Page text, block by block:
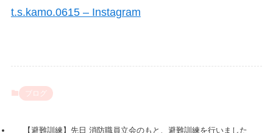
t.s.kamo.0615 – Instagram
ブログ
【避難訓練】先日 消防職員立会のもと、避難訓練を行いました